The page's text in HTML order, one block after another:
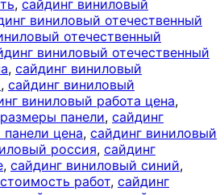
, сайдинг виниловый
виниловый отечественный
отечественный
виниловый отечественный
, сайдинг виниловый
, сайдинг виниловый
виниловый работа цена,
панели, сайдинг
цена, сайдинг виниловый
россия, сайдинг
, сайдинг виниловый синий,
работ, сайдинг